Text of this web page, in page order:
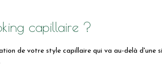
capillaire ?
de votre style capillaire qui va au-delà d'une